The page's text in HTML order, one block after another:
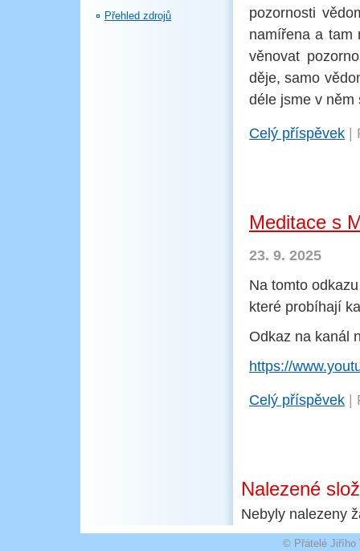
Přehled zdrojů
pozornosti
namířena a tam
věnovat
děje, samo
déle jsme v něm
Celý příspěvek
Meditace s
23. 9. 2025
​Na tomto
které probíhají
Odkaz na kanál
https://
Celý příspěvek
Nalezené
Nebyly nalezeny
© Přátelé